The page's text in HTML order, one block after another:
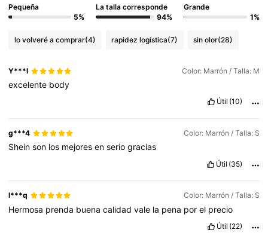
Pequeña
5%
La talla corresponde
94%
Grande
1%
lo volveré a comprar(4) rapidez logística(7) sin olor(28)
Y***l Color: Marrón / Talla: M
excelente body
Útil (10)
g***4 Color: Marrón / Talla: S
Sheinson los mejoresenseriogracias
Útil (35)
l***q Color: Marrón / Talla: S
Hermosa prenda buenacalidadvale la pena porel precio
Útil (22)